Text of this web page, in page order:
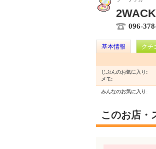
096-
基本情報 クチ
じぶんのお気に入り:
メモ:
みんなのお気に入り:
このお店・